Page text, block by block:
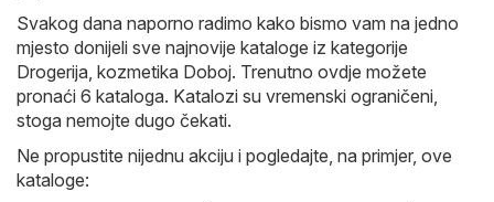
Svakog dana naporno radimo kako bismo vam na jedno
mjesto donijeli sve najnovije kataloge iz kategorije
Drogerija, kozmetika Doboj. Trenutno ovdje možete
pronaći 6 kataloga. Katalozi su vremenski ograničeni,
stoga nemojte dugo čekati.
Ne propustite nijednu akciju i pogledajte, na primjer, ove
kataloge: